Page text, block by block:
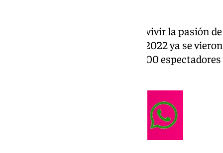
Este encuentro, que promete revivir la pasión
precedentes. En septiembre de 2022 ya se
llenó el estadio con cerca de 2.000